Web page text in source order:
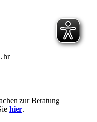
zur Beratung
hier.